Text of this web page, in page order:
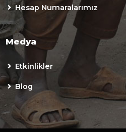
Hesap Numaralarımız
Medya
Etkinlikler
Blog